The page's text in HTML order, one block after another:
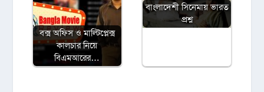
বক্স অফিস ও মাল্টিপ্লেক্স
কালচার নিয়ে
বিএমআরের…
বাংলাদেশী সিনেমায় ভারত
প্রশ্ন